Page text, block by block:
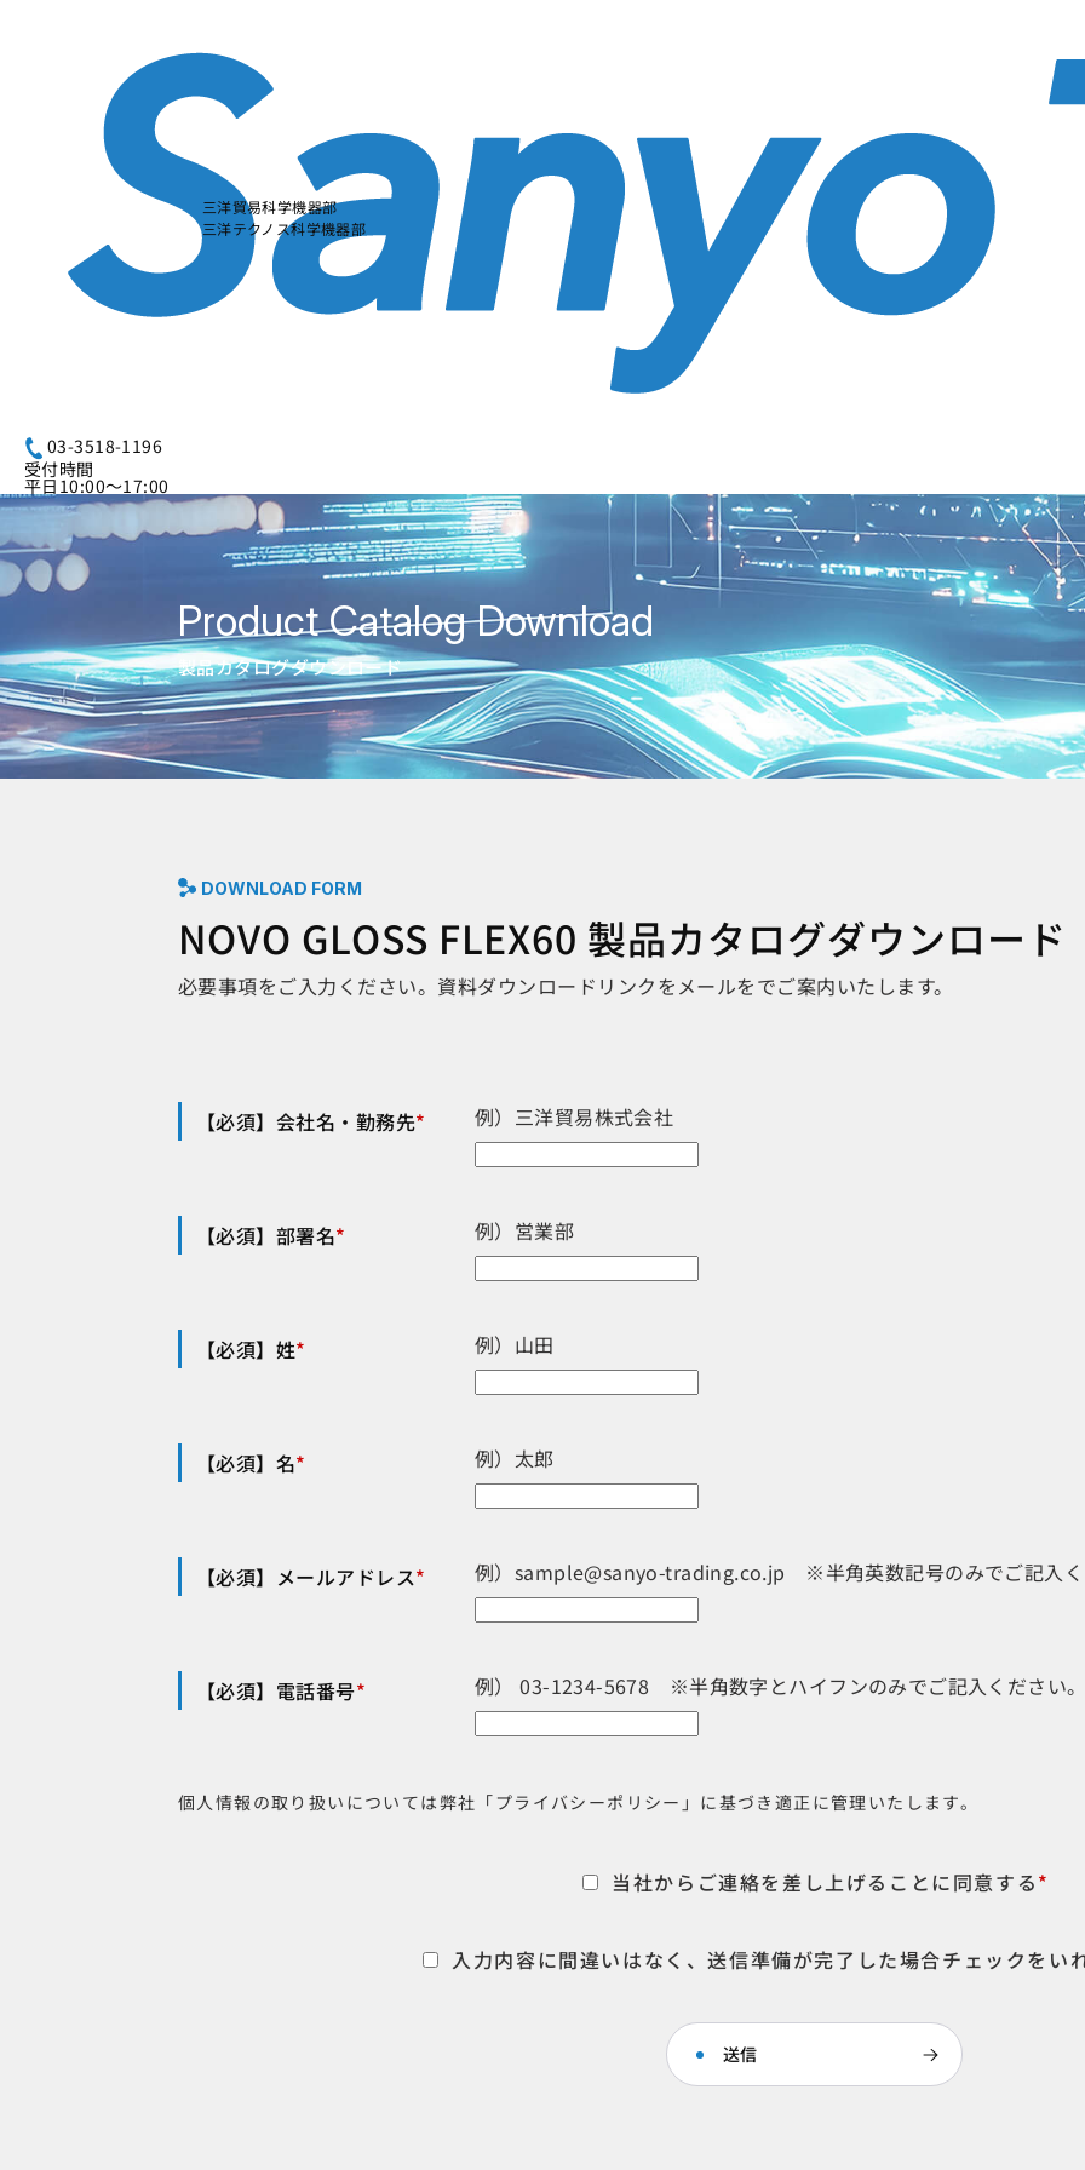
三洋貿易科学機器部
三洋テクノス科学機器部
03-3518-1196
受付時間
平日10:00～17:00
Product Catalog Download
製品カタログダウンロード
DOWNLOAD FORM
NOVO GLOSS FLEX60 製品カタログダウンロード
必要事項をご入力ください。資料ダウンロードリンクをメールをでご案内いたします。
【必須】会社名・勤務先* 例）三洋貿易株式会社
【必須】部署名* 例）営業部
【必須】姓* 例）山田
【必須】名* 例）太郎
【必須】メールアドレス* 例）sample@sanyo-trading.co.jp ※半角英数記号のみでご記入く
【必須】電話番号* 例） 03-1234-5678 ※半角数字とハイフンのみでご記入ください。
個人情報の取り扱いについては弊社「プライバシーポリシー」に基づき適正に管理いたします。
当社からご連絡を差し上げることに同意する*
入力内容に間違いはなく、送信準備が完了した場合チェックをい